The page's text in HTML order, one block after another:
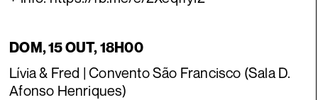
DOM, 15 OUT, 18H00
Lívia & Fred | Convento São Francisco (Sala D.
Afonso Henriques)